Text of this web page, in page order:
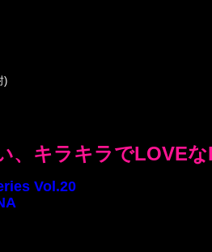
)
、キラキラでLOVE
Vol.20